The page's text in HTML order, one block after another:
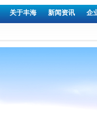
关于丰海 新闻资讯 企